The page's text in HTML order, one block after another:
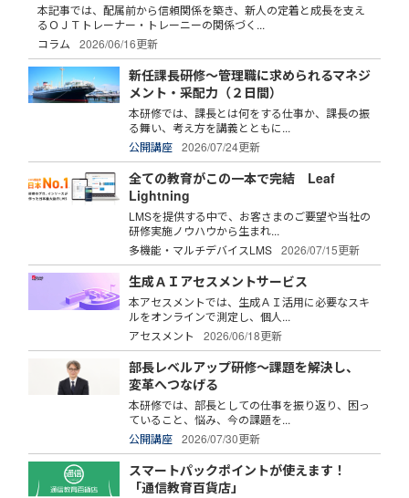
本記事では、配属前から信頼関係を築き、新人の定着と成長を支え
るＯＪＴトレーナー・トレーニーの関係づく...
コラム
2026/06/16更新
新任課長研修～管理職に求められるマネジ
メント・采配力（２日間）
本研修では、課長とは何をする仕事か、課長の振
る舞い、考え方を講義とともに...
公開講座
2026/07/24更新
全ての教育がこの一本で完結 Leaf
Lightning
LMSを提供する中で、お客さまのご要望や当社の
研修実施ノウハウから生まれ...
多機能・マルチデバイスLMS
2026/07/15更新
生成ＡＩアセスメントサービス
本アセスメントでは、生成ＡＩ活用に必要なスキ
ルをオンラインで測定し、個人...
アセスメント
2026/06/18更新
部長レベルアップ研修～課題を解決し、
変革へつなげる
本研修では、部長としての仕事を振り返り、困っ
ていること、悩み、今の課題を...
公開講座
2026/07/30更新
スマートパックポイントが使えます！
「通信教育百貨店」